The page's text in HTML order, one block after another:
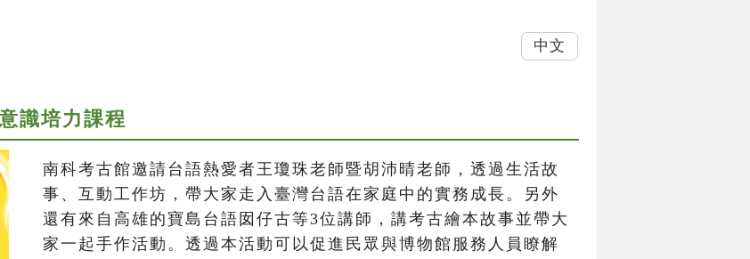
識培力課程
南科考古館邀請台語熱愛者王瓊珠老師暨胡沛晴老師，透過生活故
事、互動工作坊，帶大家走入臺灣台語在家庭中的實務成長。另外
還有來自高雄的寶島台語囡仔古等3位講師，講考古繪本故事並帶大
家一起手作活動。透過本活動可以促進民眾與博物館服務人員瞭解